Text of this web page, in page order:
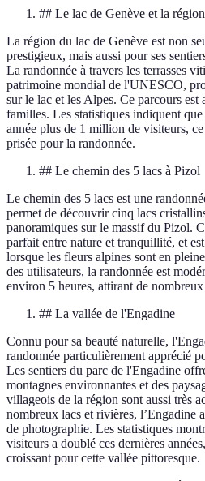
## Le lac de Genève et la
La région du lac de Genève est non
prestigieux, mais aussi pour ses
La randonnée à travers les terrasses
patrimoine mondial de l'UNESCO,
sur le lac et les Alpes. Ce parcours est
familles. Les statistiques indiquent
année plus de 1 million de visiteurs,
prisée pour la randonnée.
## Le chemin des 5 lacs à Pizol
Le chemin des 5 lacs est une
permet de découvrir cinq lacs
panoramiques sur le massif du Pizol.
parfait entre nature et tranquillité, et
lorsque les fleurs alpines sont en
des utilisateurs, la randonnée est
environ 5 heures, attirant de
## La vallée de l'Engadine
Connu pour sa beauté naturelle,
randonnée particulièrement apprécié
Les sentiers du parc de l'Engadine
montagnes environnantes et des
villageois de la région sont aussi très
nombreux lacs et rivières, l’Engadine
de photographie. Les statistiques
visiteurs a doublé ces dernières
croissant pour cette vallée pittoresque.